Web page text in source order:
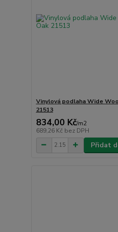
Vinylová podlaha Wide
21513
834,00 Kč/m2
689,26 Kč bez DPH
Přidat